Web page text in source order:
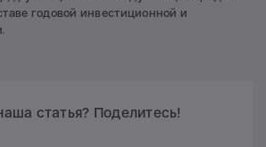
годовой инвестиционной и
статья? Поделитесь!